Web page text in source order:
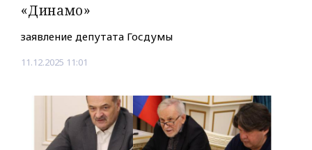
«Динамо»
заявление депутата Госдумы
11.12.2025 11:01